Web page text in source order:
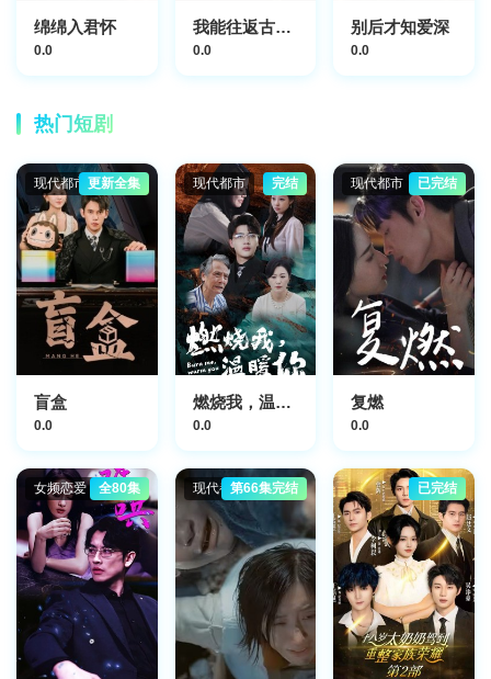
绵绵入君怀
0.0
我能往返古代，捡漏遍地古董
0.0
别后才知爱深
0.0
热门短剧
现代都市 更新全集
盲盒
0.0
现代都市 完结
燃烧我，温暖你
0.0
现代都市 已完结
复燃
0.0
女频恋爱 全80集 现代都市第66集完结 已完结